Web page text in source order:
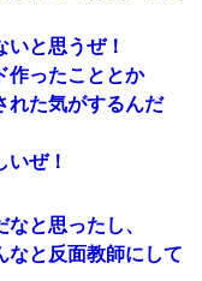
と思うぜ！
作ったこととか
れた気がするんだ
いぜ！
と思ったし、
なと反面教師にして